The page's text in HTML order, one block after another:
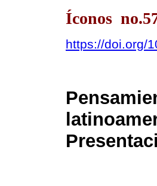
Íconos
https://doi.org/